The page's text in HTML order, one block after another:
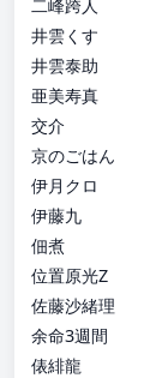
二峰跨人
井雲くす
井雲泰助
亜美寿真
交介
京のごはん
伊月クロ
伊藤九
佃煮
位置原光Z
佐藤沙緒理
余命3週間
俵緋龍